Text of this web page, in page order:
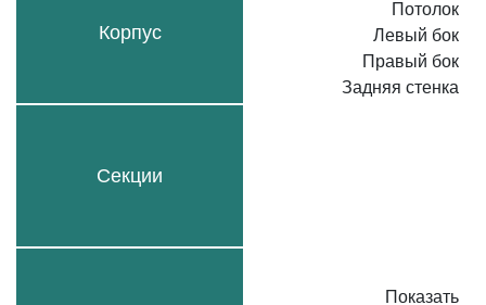
Корпус
Секции
Потолок
Левый бок
Правый бок
Задняя стенка
Показать